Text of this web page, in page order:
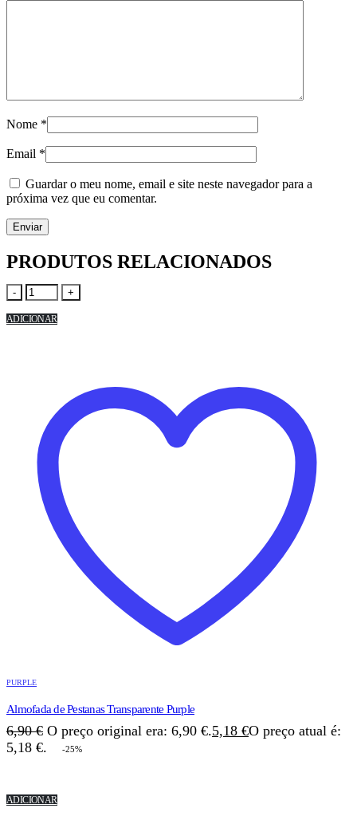
Nome *
Email *
Guardar o meu nome, email e site neste navegador para a
próxima vez que eu comentar.
PRODUTOS RELACIONADOS
- +
ADICIONAR
PURPLE
Almofada de Pestanas Transparente Purple
6,90€ O preço original era: 6,90 €.5,18 €O preço atual é:
5,18 €.
-25%
ADICIONAR